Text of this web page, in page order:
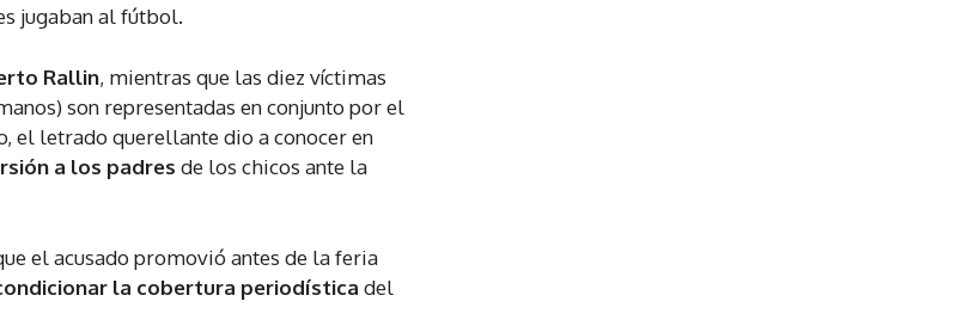
jugaban al fútbol.
Rallin, mientras que las diez víctimas
son representadas en conjunto por el
el letrado querellante dio a conocer en
a los padres de los chicos ante la
el acusado promovió antes de la feria
la cobertura periodística del